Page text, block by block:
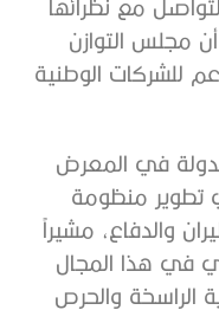
مع نظرائها
مجلس التوازن
للشركات الوطنية
في المعرض
تطوير منظومة
والدفاع، مشيراً
في هذا المجال
الراسخة والحرص